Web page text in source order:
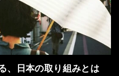
、日本の取り組みとは